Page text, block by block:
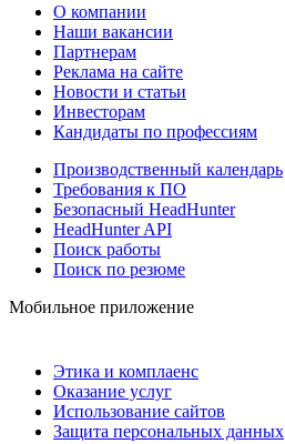
О компании
Наши вакансии
Партнерам
Реклама на сайте
Новости и статьи
Инвесторам
Кандидаты по профессиям
Производственный календарь
Требования к ПО
Безопасный HeadHunter
HeadHunter API
Поиск работы
Поиск по резюме
Мобильное приложение
Этика и комплаенс
Оказание услуг
Использование сайтов
Защита персональных данных